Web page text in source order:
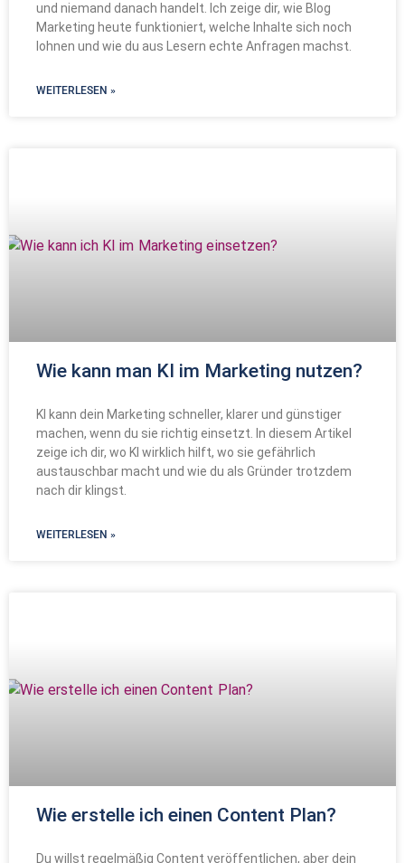
und niemand danach handelt. Ich zeige dir, wie Blog
Marketing heute funktioniert, welche Inhalte sich noch
lohnen und wie du aus Lesern echte Anfragen machst.
WEITERLESEN »
Wie kann man KI im Marketing nutzen?
KI kann dein Marketing schneller, klarer und günstiger
machen, wenn du sie richtig einsetzt. In diesem Artikel
zeige ich dir, wo KI wirklich hilft, wo sie gefährlich
austauschbar macht und wie du als Gründer trotzdem
nach dir klingst.
WEITERLESEN »
Wie erstelle ich einen Content Plan?
Du willst regelmäßig Content veröffentlichen, aber dein